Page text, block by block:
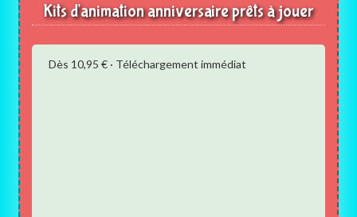
Kits d'animation anniversaire prêts à jouer
Dès 10,95 € · Téléchargement immédiat